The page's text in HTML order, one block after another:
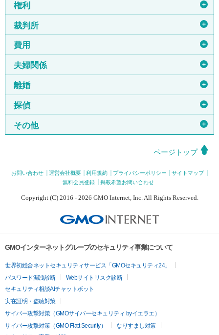
権利 ＋
裁判所 ＋
費用 ＋
夫婦関係 ＋
離婚 ＋
探偵 ＋
その他 ＋
ページトップ
お問い合わせ 運営会社概要 利用規約 プライバシーポリシー
サイトマップ
無料会員登録
掲載希望お問い合わせ
Copyright (C) 2016 - 2026 GMO Internet, Inc. All Rights Reserved.
GMOインターネットグループのセキュリティ事業について
世界初総合ネットセキュリティサービス「GMOセキュリティ24」
パスワード漏洩診断
Webサイトリスク診断
セキュリティ相談AIチャットボット
実在証明・盗聴対策
サイバー攻撃対策（GMOサイバーセキュリティ byイエラエ）
サイバー攻撃対策（GMO Flatt Security）
なりすまし対策